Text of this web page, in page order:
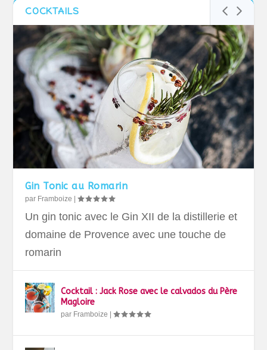
COCKTAILS
Gin Tonic au Romarin
par Framboize |
Un gin tonic avec le Gin XII de la distillerie et
domaine de Provence avec une touche de
romarin
Cocktail : Jack Rose avec le calvados du Père
Magloire
par Framboize |